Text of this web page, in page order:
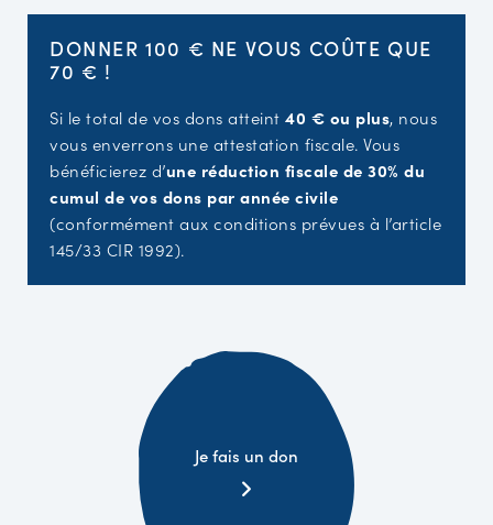
DONNER 100 € NE VOUS COÛTE QUE
70 € !
Si le total de vos dons atteint 40 € ou plus, nous
vous enverrons une attestation fiscale. Vous
bénéficierez d’une réduction fiscale de 30% du
cumul de vos dons par année civile
(conformément aux conditions prévues à l’article
145/33 CIR 1992).
Je fais un don